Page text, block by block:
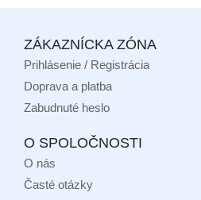
ZÁKAZNÍCKA ZÓNA
Prihlásenie / Registrácia
Doprava a platba
Zabudnuté heslo
O SPOLOČNOSTI
O nás
Časté otázky